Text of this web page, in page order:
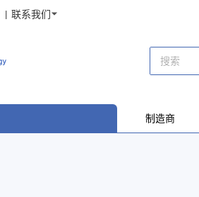
联系我们
制造商